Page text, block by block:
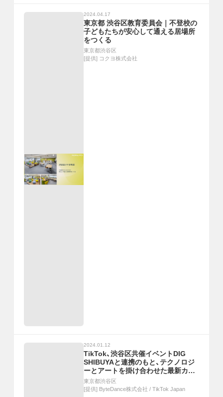
2024.04.17
東京都 渋谷区教育委員会｜不登校の
子どもたちが安心して通える居場所
をつくる
東京都渋谷区
[提供] コクヨ株式会社
2024.01.12
TikTok、渋谷区共催イベントDIG
SHIBUYAと連携のもと、テクノロジ
ーとアートを掛け合わせた最新カル
チャー体験イベント"DIG
SHIBUYA"の魅力を動画で発信
東京都渋谷区
[提供] ByteDance株式会社 / TikTok Japan